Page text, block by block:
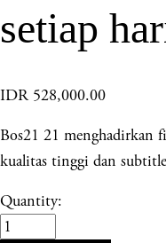
setiap
IDR 528,000.00
Bos21 21 menghadirkan
kualitas tinggi dan
Quantity: